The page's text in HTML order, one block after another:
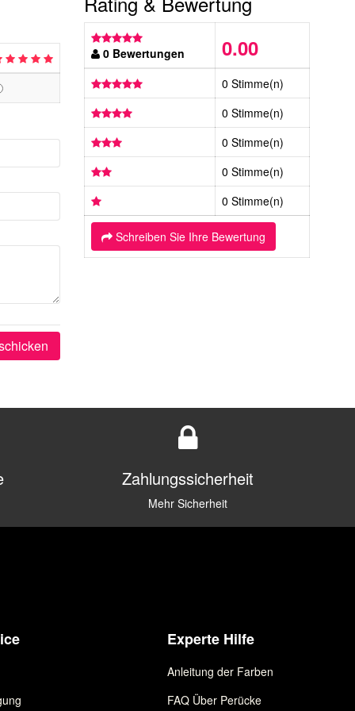
0 Bewertungen 0.00
0 Stimme(n)
0 Stimme(n)
0 Stimme(n)
0 Stimme(n)
0 Stimme(n)
Schreiben Sie Ihre Bewertung
Zahlungssicherheit
Mehr Sicherheit
Experte Hilfe
Anleitung der Farben
FAQ Über Perücke